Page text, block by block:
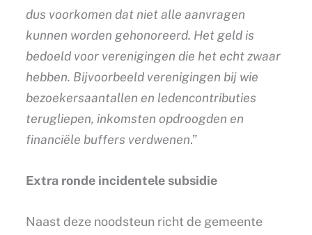
dus voorkomen dat niet alle aanvragen
kunnen worden gehonoreerd. Het geld is
bedoeld voor verenigingen die het echt zwaar
hebben. Bijvoorbeeld verenigingen bij wie
bezoekersaantallen en ledencontributies
terugliepen, inkomsten opdroogden en
financiële buffers verdwenen.”
Extra ronde incidentele subsidie
Naast deze noodsteun richt de gemeente